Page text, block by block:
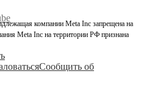
компании Meta Inc запрещена на
Meta Inc на территории РФ признана
Сообщить об